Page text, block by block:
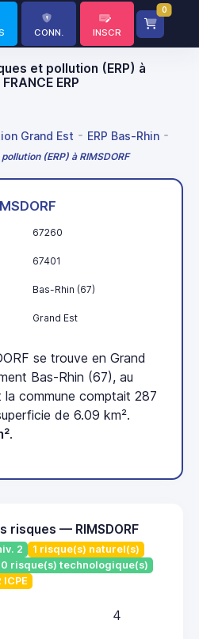
CONN. INSCR
0
et pollution (ERP) à
ERP
Grand Est ERP Bas-Rhin
(ERP) à RIMSDORF
67260
67401
Bas-Rhin (67)
Grand Est
se trouve en Grand
Bas-Rhin (67), au
la commune comptait 287
de 6.09 km².
.
risques — RIMSDORF
2
1 risque(s) naturel(s)
0 risque(s) technologique(s)
ICPE
4